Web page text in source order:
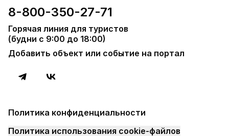
8-800-350-27-71
Горячая линия для туристов
(будни с 9:00 до 18:00)
Добавить объект или событие на портал
Политика конфиденциальности
Политика использования cookie-файлов